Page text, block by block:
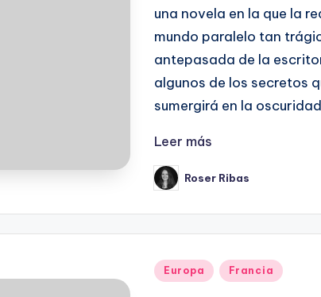
una novela en la que la
mundo paralelo tan
antepasada de la
algunos de los secretos
sumergirá en la
Leer más
Publicado
por
Roser Ribas
Publicado
Europa Francia